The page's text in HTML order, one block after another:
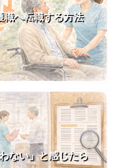
職へ転職する方法
ない」と感じたら